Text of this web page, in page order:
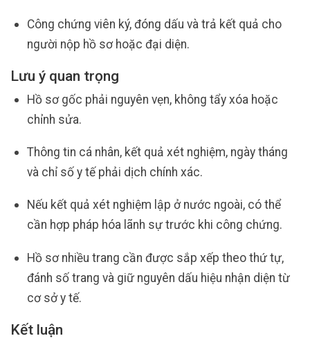
Công chứng viên ký, đóng dấu và trả kết quả cho
người nộp hồ sơ hoặc đại diện.
Lưu ý quan trọng
Hồ sơ gốc phải nguyên vẹn, không tẩy xóa hoặc
chỉnh sửa.
Thông tin cá nhân, kết quả xét nghiệm, ngày tháng
và chỉ số y tế phải dịch chính xác.
Nếu kết quả xét nghiệm lập ở nước ngoài, có thể
cần hợp pháp hóa lãnh sự trước khi công chứng.
Hồ sơ nhiều trang cần được sắp xếp theo thứ tự,
đánh số trang và giữ nguyên dấu hiệu nhận diện từ
cơ sở y tế.
Kết luận